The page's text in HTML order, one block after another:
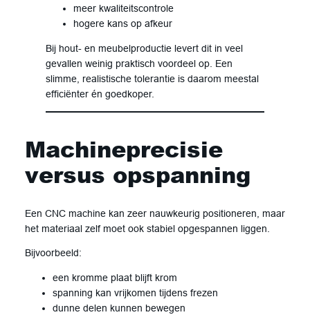
meer kwaliteitscontrole
hogere kans op afkeur
Bij hout- en meubelproductie levert dit in veel
gevallen weinig praktisch voordeel op. Een
slimme, realistische tolerantie is daarom meestal
efficiënter én goedkoper.
Machineprecisie
versus opspanning
Een CNC machine kan zeer nauwkeurig positioneren, maar
het materiaal zelf moet ook stabiel opgespannen liggen.
Bijvoorbeeld:
een kromme plaat blijft krom
spanning kan vrijkomen tijdens frezen
dunne delen kunnen bewegen